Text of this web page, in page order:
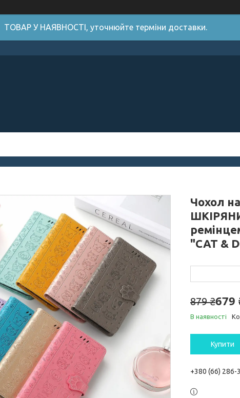
ТОВАР У НАЯВНОСТІ, уточнюйте терміни доставки.
Чохол
"CAT &
879 ₴679
В наявності
Купити
+380 (66) 286-